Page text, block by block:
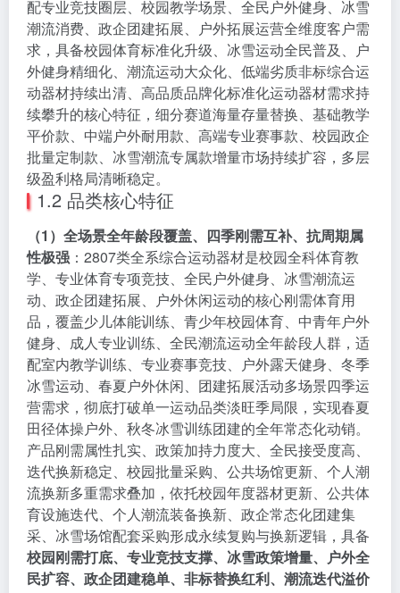
配专业竞技圈层、校园教学场景、全民户外健身、冰雪
潮流消费、政企团建拓展、户外拓展运营全维度客户需
求，具备校园体育标准化升级、冰雪运动全民普及、户
外健身精细化、潮流运动大众化、低端劣质非标综合运
动器材持续出清、高品质品牌化标准化运动器材需求持
续攀升的核心特征，细分赛道海量存量替换、基础教学
平价款、中端户外耐用款、高端专业赛事款、校园政企
批量定制款、冰雪潮流专属款增量市场持续扩容，多层
级盈利格局清晰稳定。
1.2 品类核心特征
（1）全场景全年龄段覆盖、四季刚需互补、抗周期属
性极强 ：2807类全系综合运动器材是校园全科体育教
学、专业体育专项竞技、全民户外健身、冰雪潮流运
动、政企团建拓展、户外休闲运动的核心刚需体育用
品，覆盖少儿体能训练、青少年校园体育、中青年户外
健身、成人专业训练、全民潮流运动全年龄段人群，适
配室内教学训练、专业赛事竞技、户外露天健身、冬季
冰雪运动、春夏户外休闲、团建拓展活动多场景四季运
营需求，彻底打破单一运动品类淡旺季局限，实现春夏
田径体操户外、秋冬冰雪训练团建的全年常态化动销。
产品刚需属性扎实、政策加持力度大、全民接受度高、
迭代换新稳定、校园批量采购、公共场馆更新、个人潮
流换新多重需求叠加，依托校园年度器材更新、公共体
育设施迭代、个人潮流装备换新、政企常态化团建集
采、冰雪场馆配套采购形成永续复购与换新逻辑，具备
校园刚需打底、专业竞技支撑、冰雪政策增量、户外全
民扩容、政企团建稳单、非标替换红利、潮流迭代溢价